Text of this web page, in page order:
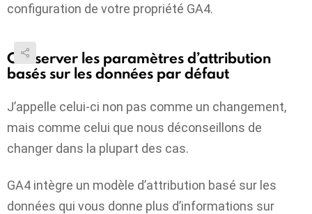
configuration de votre propriété GA4.
Conserver les paramètres d’attribution
basés sur les données par défaut
J’appelle celui-ci non pas comme un changement,
mais comme celui que nous déconseillons de
changer dans la plupart des cas.
GA4 intègre un modèle d’attribution basé sur les
données qui vous donne plus d’informations sur